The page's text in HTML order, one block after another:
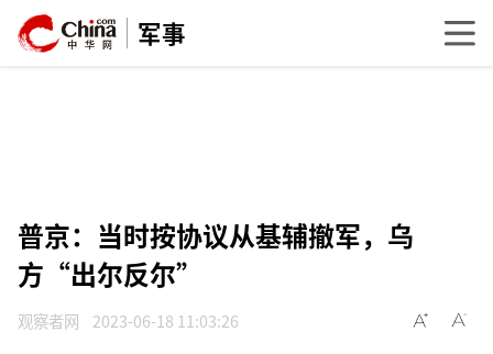
军事
普京：当时按协议从基辅撤军，乌
方“出尔反尔”
观察者网 2023-06-18 11:03:26